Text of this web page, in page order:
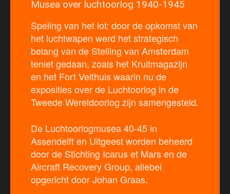
Musea over luchtoorlog 1940-1945
Speling van het lot: door de opkomst van
het luchtwapen werd het strategisch
belang van de Stelling van Amsterdam
teniet gedaan, zoals het Kruitmagazijn
en het Fort Velthuis waarin nu de
exposities over de Luchtoorlog in de
Tweede Wereldoorlog zijn samengesteld.
De Luchtoorlogmusea 40-45 in
Assendelft en Uitgeest worden beheerd
door de Stichting Icarus et Mars en de
Aircraft Recovery Group, allebei
opgericht door Johan Graas.